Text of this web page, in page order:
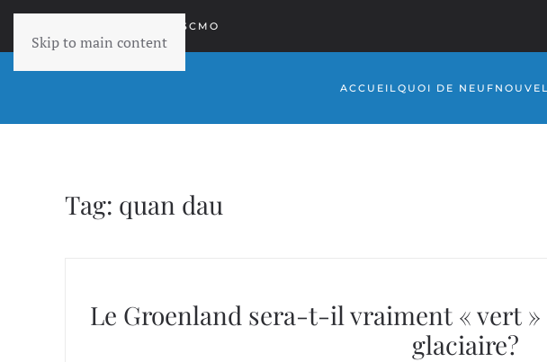
Skip to main content
RETOURNER À SCMO
ACCUEIL QUOI DE NEUF
Tag: quan dau
Le Groenland sera-t-il vraiment « vert »
glaciaire?